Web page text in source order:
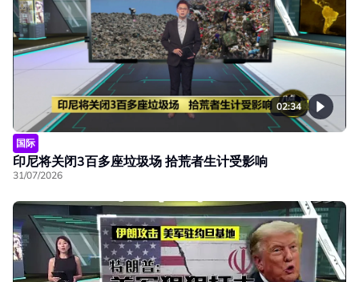
02:34
国际
印尼将关闭3百多座垃圾场 拾荒者生计受影响
31/07/2026